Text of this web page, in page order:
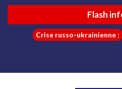
Flash
Crise russo-ukrainienne :